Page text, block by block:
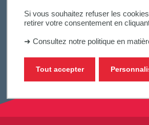
Si vous souhaitez refuser les
retirer votre consentement en
➜ Consultez notre politique en
Tout accepter